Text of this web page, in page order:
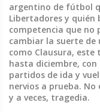
argentino de fútbol
Libertadores y quién
competencia que no
cambiar la suerte de
como Clausura, este
hasta diciembre, con
partidos de ida y
nervios a prueba. No
y a veces, tragedia.